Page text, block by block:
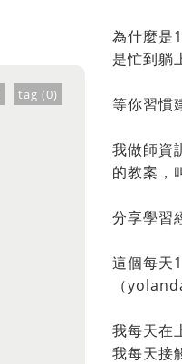
tag (0)
為什麼是
是忙到躺
等你習慣
我做師資
的教案，
分享學習
這個每天
（
我每天在
我每天接